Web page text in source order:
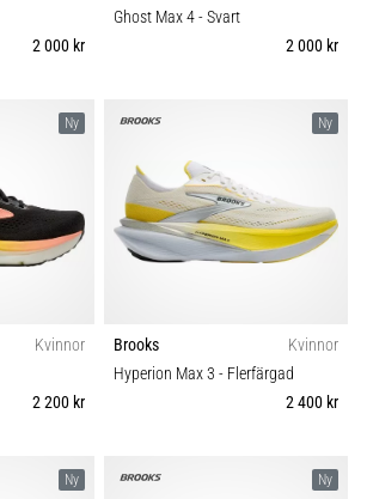
2 000 kr
Ghost Max 4- Svart
2 000 kr
Ny
Kvinnor
2 200 kr
Ny
Brooks
Kvinnor
Hyperion Max 3 - Flerfärgad
2 400 kr
Ny Ny